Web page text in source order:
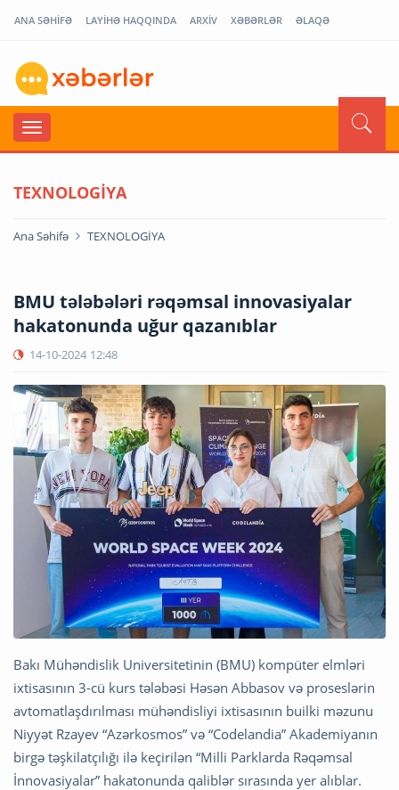
ANA SƏHİFƏ LAYİHƏ HAQQINDA ARXİV XƏBƏRLƏR ƏLAQƏ
TEXNOLOGİYA
Ana Səhifə TEXNOLOGİYA
BMU tələbələri rəqəmsal innovasiyalar
hakatonunda uğur qazanıblar
14-10-2024 12:48
Bakı Mühəndislik Universitetinin (BMU) kompüter elmləri
ixtisasının 3-cü kurs tələbəsi Həsən Abbasov və proseslərin
avtomatlaşdırılması mühəndisliyi ixtisasının builki məzunu
Niyyət Rzayev “Azərkosmos” və “Codelandia” Akademiyanın
birgə təşkilatçılığı ilə keçirilən “Milli Parklarda Rəqəmsal
İnnovasiyalar” hakatonunda qaliblər sırasında yer alıblar.